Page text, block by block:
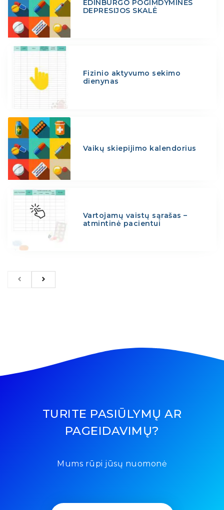
EDINBURGO POGIMDYMINĖS
DEPRESIJOS SKALĖ
Fizinio aktyvumo sekimo
dienynas
Vaikų skiepijimo kalendorius
Vartojamų vaistų sąrašas –
atmintinė pacientui
TURITE PASIŪLYMŲ AR
PAGEIDAVIMŲ?
Mums rūpi jūsų nuomonė